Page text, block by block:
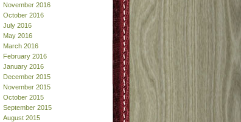
November 2016
October 2016
July 2016
May 2016
March 2016
February 2016
January 2016
December 2015
November 2015
October 2015
September 2015
August 2015